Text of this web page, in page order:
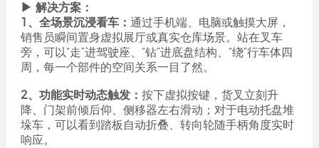
▶ 解决方案：
1、全场景沉浸看车： 通过手机端、电脑或触摸大屏，
销售员瞬间置身虚拟展厅或真实仓库场景。站在叉车
旁，可以“走”进驾驶座、“钻”进底盘结构、“绕”行车体四
周，每一个部件的空间关系一目了然。
2、功能实时动态触发： 按下虚拟按键，货叉立刻升
降、门架前倾后仰、侧移器左右滑动；对于电动托盘堆
垛车，可以看到踏板自动折叠、转向轮随手柄角度实时
响应。